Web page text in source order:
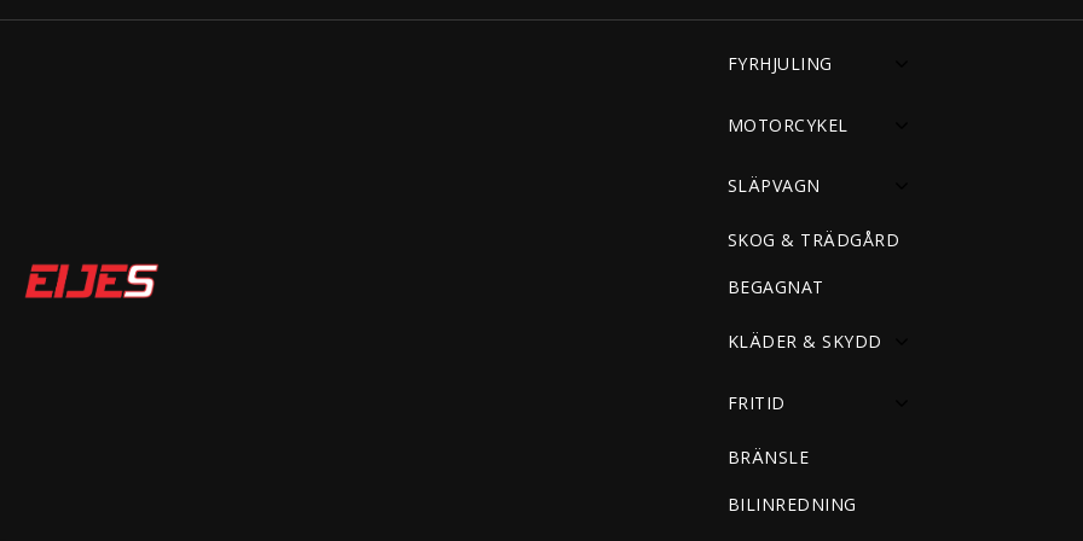
FYRHJULING
MOTORCYKEL
SLÄPVAGN
SKOG & TRÄDGÅRD
BEGAGNAT
KLÄDER & SKYDD
FRITID
BRÄNSLE
BILINREDNING